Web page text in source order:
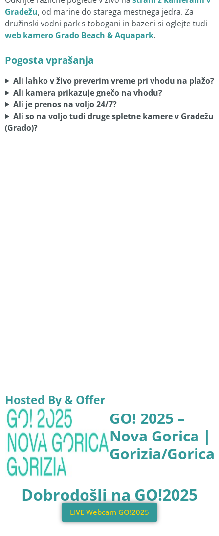
Gradežu, od marine do starega mestnega jedra. Za
družinski vodni park s tobogani in bazeni si oglejte tudi
web kamero Grado Beach & Aquapark.
Pogosta vprašanja
Ali lahko v živo preverim vreme pri vhodu na plažo?
Ali kamera prikazuje gnečo na vhodu?
Ali je prenos na voljo 24/7?
Ali so na voljo tudi druge spletne kamere v Gradežu
(Grado)?
Hosted By & Offer
GO! 2025 –
Nova Gorica |
Gorizia/Gorica
Dobrodošli na GO!2025
LIVE Webcam GO!2025